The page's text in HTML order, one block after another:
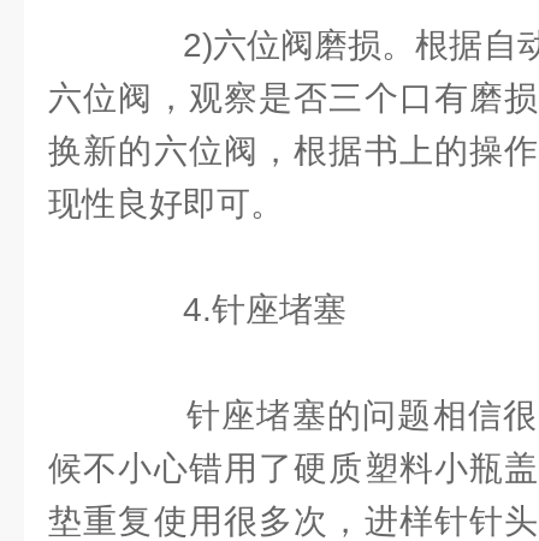
2)六位阀磨损。根据自
六位阀，观察是否三个口有磨
换新的六位阀，根据书上的操
现性良好即可。
4.针座堵塞
针座堵塞的问题相信很
候不小心错用了硬质塑料小瓶
垫重复使用很多次，进样针针